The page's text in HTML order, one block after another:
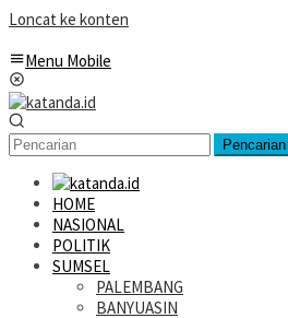
Loncat ke konten
Menu Mobile
Pencarian
HOME
NASIONAL
POLITIK
SUMSEL
PALEMBANG
BANYUASIN